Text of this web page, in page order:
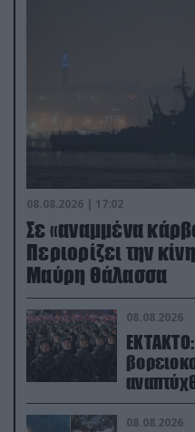
08.08.2026 | 17:02
Σε «αναμμένα
Περιορίζει την
Μαύρη Θάλασσα
08.08.2026
Ρωσία
08.08.2026